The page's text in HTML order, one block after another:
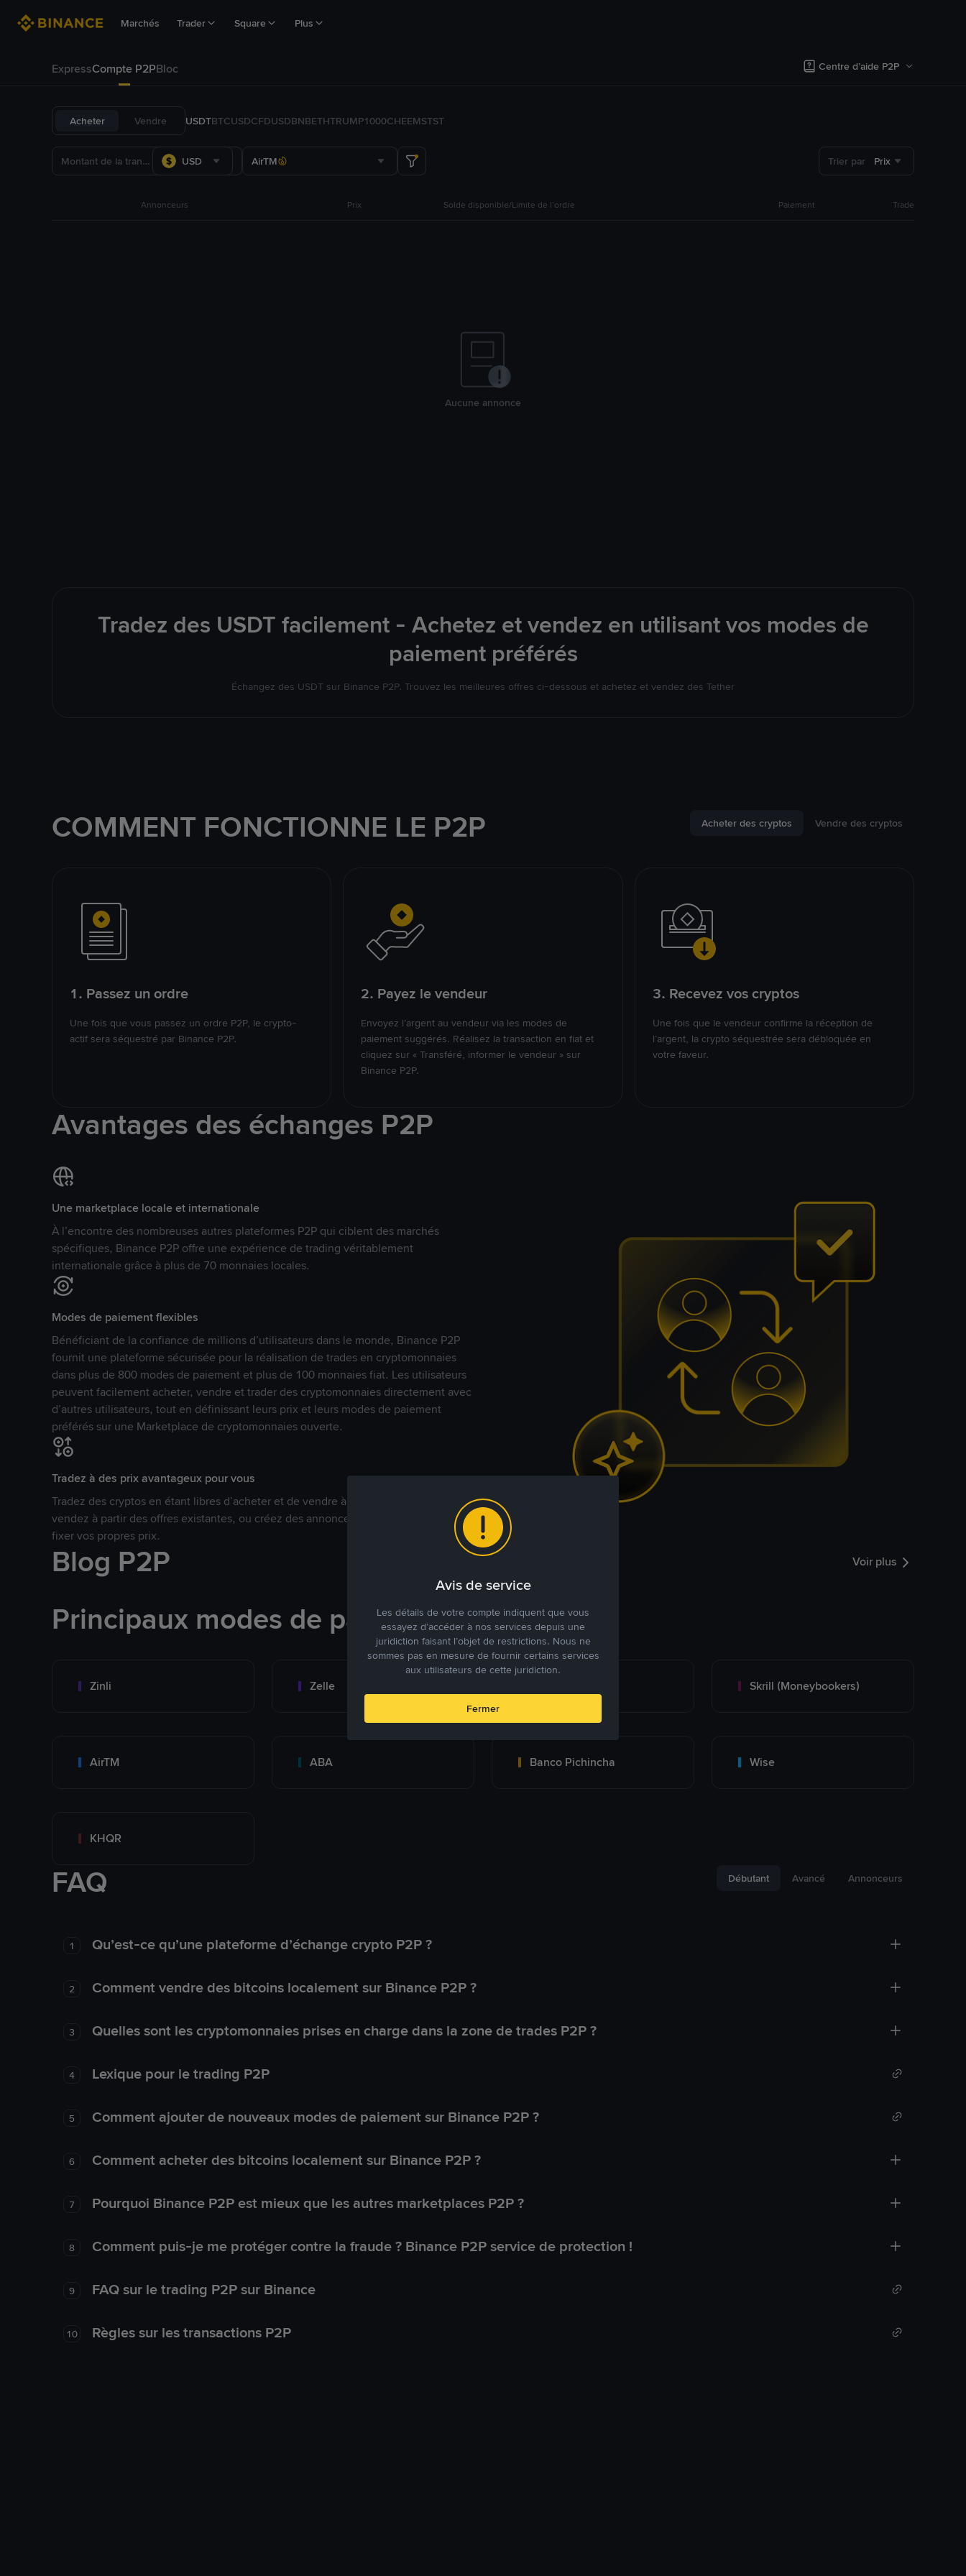
Marchés Trader Square Plus
ExpressCompte P2PBloc Centre d’aide P2P
Acheter Vendre USDTBTCUSDCFDUSDBNBETHTRUMP1000CHEEMSTST
USD AirTM Trier par Prix
Annonceurs Prix Solde disponible/Limite de l’ordre Paiement Trade
Aucune annonce
Tradez des USDT facilement - Achetez et vendez en utilisant vos modes de
paiement préférés
Échangez des USDT sur Binance P2P. Trouvez les meilleures offres ci-dessous et achetez et vendez des Tether
COMMENT FONCTIONNE LE P2P Acheter des cryptos Vendre des cryptos
1. Passez un ordre
Une fois que vous passez un ordre P2P, le crypto-
actif sera séquestré par Binance P2P.
2. Payez le vendeur
Envoyez l’argent au vendeur via les modes de
paiement suggérés. Réalisez la transaction en fiat et
cliquez sur « Transféré, informer le vendeur » sur
Binance P2P.
3. Recevez vos cryptos
Une fois que le vendeur confirme la réception de
l’argent, la crypto séquestrée sera débloquée en
votre faveur.
Avantages des échanges P2P
Une marketplace locale et internationale
À l’encontre des nombreuses autres plateformes P2P qui ciblent des marchés
spécifiques, Binance P2P offre une expérience de trading véritablement
internationale grâce à plus de 70 monnaies locales.
Modes de paiement flexibles
Bénéficiant de la confiance de millions d’utilisateurs dans le monde, Binance P2P
fournit une plateforme sécurisée pour la réalisation de trades en cryptomonnaies
dans plus de 800 modes de paiement et plus de 100 monnaies fiat. Les utilisateurs
peuvent facilement acheter, vendre et trader des cryptomonnaies directement avec
d’autres utilisateurs, tout en définissant leurs prix et leurs modes de paiement
préférés sur une Marketplace de cryptomonnaies ouverte.
Tradez à des prix avantageux pour vous
Tradez des cryptos en étant libres d’acheter et de vendre à votre prix. Achetez ou
vendez à partir des offres existantes, ou créez des annonces commerciales pour
fixer vos propres prix.
Blog P2P Voir plus
Principaux modes de paiement
Zinli Zelle Skrill (Moneybookers)
AirTM ABA Banco Pichincha Wise
KHQR
FAQ Débutant Avancé Annonceurs
1 Qu’est-ce qu’une plateforme d’échange crypto P2P ?
2 Comment vendre des bitcoins localement sur Binance P2P ?
3 Quelles sont les cryptomonnaies prises en charge dans la zone de trades P2P ?
4 Lexique pour le trading P2P
5 Comment ajouter de nouveaux modes de paiement sur Binance P2P ?
6 Comment acheter des bitcoins localement sur Binance P2P ?
7 Pourquoi Binance P2P est mieux que les autres marketplaces P2P ?
8 Comment puis-je me protéger contre la fraude ? Binance P2P service de protection !
9 FAQ sur le trading P2P sur Binance
10 Règles sur les transactions P2P
Avis de service
Les détails de votre compte indiquent que vous
essayez d’accéder à nos services depuis une
juridiction faisant l’objet de restrictions. Nous ne
sommes pas en mesure de fournir certains services
aux utilisateurs de cette juridiction.
Fermer